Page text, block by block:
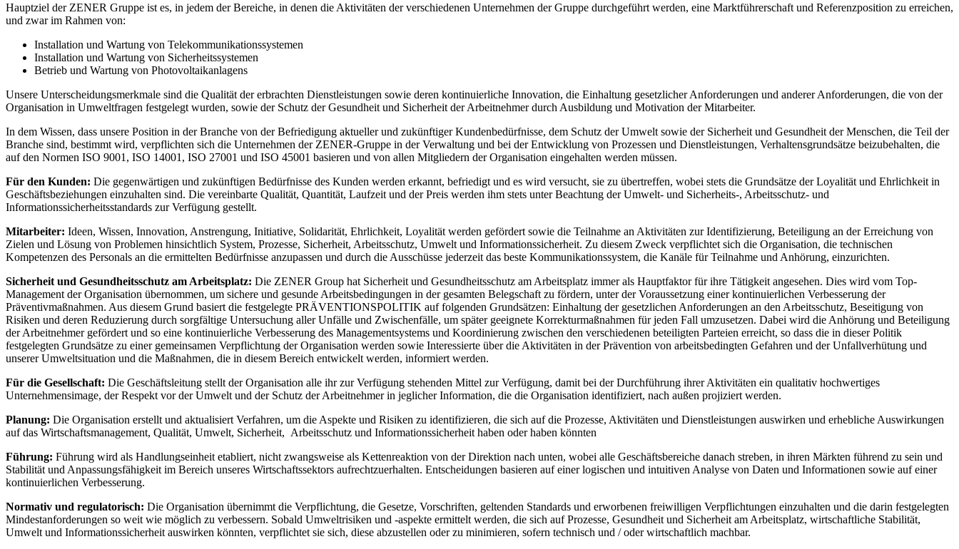
Hauptziel der ZENER Gruppe ist es, in jedem der Bereiche, in denen die Aktivitäten der verschiedenen Unternehmen der Gruppe durchgeführt werden, eine Marktführerschaft und Referenzposition zu erreichen,
und zwar im Rahmen von:
Installation und Wartung von Telekommunikationssystemen
Installation und Wartung von Sicherheitssystemen
Betrieb und Wartung von Photovoltaikanlagens
Unsere Unterscheidungsmerkmale sind die Qualität der erbrachten Dienstleistungen sowie deren kontinuierliche Innovation, die Einhaltung gesetzlicher Anforderungen und anderer Anforderungen, die von der
Organisation in Umweltfragen festgelegt wurden, sowie der Schutz der Gesundheit und Sicherheit der Arbeitnehmer durch Ausbildung und Motivation der Mitarbeiter.
In dem Wissen, dass unsere Position in der Branche von der Befriedigung aktueller und zukünftiger Kundenbedürfnisse, dem Schutz der Umwelt sowie der Sicherheit und Gesundheit der Menschen, die Teil der
Branche sind, bestimmt wird, verpflichten sich die Unternehmen der ZENER-Gruppe in der Verwaltung und bei der Entwicklung von Prozessen und Dienstleistungen, Verhaltensgrundsätze beizubehalten, die
auf den Normen ISO 9001, ISO 14001, ISO 27001 und ISO 45001 basieren und von allen Mitgliedern der Organisation eingehalten werden müssen.
Für den Kunden: Die gegenwärtigen und zukünftigen Bedürfnisse des Kunden werden erkannt, befriedigt und es wird versucht, sie zu übertreffen, wobei stets die Grundsätze der Loyalität und Ehrlichkeit in
Geschäftsbeziehungen einzuhalten sind. Die vereinbarte Qualität, Quantität, Laufzeit und der Preis werden ihm stets unter Beachtung der Umwelt- und Sicherheits-, Arbeitsschutz- und
Informationssicherheitsstandards zur Verfügung gestellt.
Mitarbeiter: Ideen, Wissen, Innovation, Anstrengung, Initiative, Solidarität, Ehrlichkeit, Loyalität werden gefördert sowie die Teilnahme an Aktivitäten zur Identifizierung, Beteiligung an der Erreichung von
Zielen und Lösung von Problemen hinsichtlich System, Prozesse, Sicherheit, Arbeitsschutz, Umwelt und Informationssicherheit. Zu diesem Zweck verpflichtet sich die Organisation, die technischen
Kompetenzen des Personals an die ermittelten Bedürfnisse anzupassen und durch die Ausschüsse jederzeit das beste Kommunikationssystem, die Kanäle für Teilnahme und Anhörung, einzurichten.
Sicherheit und Gesundheitsschutz am Arbeitsplatz: Die ZENER Group hat Sicherheit und Gesundheitsschutz am Arbeitsplatz immer als Hauptfaktor für ihre Tätigkeit angesehen. Dies wird vom Top-
Management der Organisation übernommen, um sichere und gesunde Arbeitsbedingungen in der gesamten Belegschaft zu fördern, unter der Voraussetzung einer kontinuierlichen Verbesserung der
Präventivmaßnahmen. Aus diesem Grund basiert die festgelegte PRÄVENTIONSPOLITIK auf folgenden Grundsätzen: Einhaltung der gesetzlichen Anforderungen an den Arbeitsschutz, Beseitigung von
Risiken und deren Reduzierung durch sorgfältige Untersuchung aller Unfälle und Zwischenfälle, um später geeignete Korrekturmaßnahmen für jeden Fall umzusetzen. Dabei wird die Anhörung und Beteiligung
der Arbeitnehmer gefördert und so eine kontinuierliche Verbesserung des Managementsystems und Koordinierung zwischen den verschiedenen beteiligten Parteien erreicht, so dass die in dieser Politik
festgelegten Grundsätze zu einer gemeinsamen Verpflichtung der Organisation werden sowie Interessierte über die Aktivitäten in der Prävention von arbeitsbedingten Gefahren und der Unfallverhütung und
unserer Umweltsituation und die Maßnahmen, die in diesem Bereich entwickelt werden, informiert werden.
Für die Gesellschaft: Die Geschäftsleitung stellt der Organisation alle ihr zur Verfügung stehenden Mittel zur Verfügung, damit bei der Durchführung ihrer Aktivitäten ein qualitativ hochwertiges
Unternehmensimage, der Respekt vor der Umwelt und der Schutz der Arbeitnehmer in jeglicher Information, die die Organisation identifiziert, nach außen projiziert werden.
Planung: Die Organisation erstellt und aktualisiert Verfahren, um die Aspekte und Risiken zu identifizieren, die sich auf die Prozesse, Aktivitäten und Dienstleistungen auswirken und erhebliche Auswirkungen
auf das Wirtschaftsmanagement, Qualität, Umwelt, Sicherheit, Arbeitsschutz und Informationssicherheit haben oder haben könnten
Führung: Führung wird als Handlungseinheit etabliert, nicht zwangsweise als Kettenreaktion von der Direktion nach unten, wobei alle Geschäftsbereiche danach streben, in ihren Märkten führend zu sein und
Stabilität und Anpassungsfähigkeit im Bereich unseres Wirtschaftssektors aufrechtzuerhalten. Entscheidungen basieren auf einer logischen und intuitiven Analyse von Daten und Informationen sowie auf einer
kontinuierlichen Verbesserung.
Normativ und regulatorisch: Die Organisation übernimmt die Verpflichtung, die Gesetze, Vorschriften, geltenden Standards und erworbenen freiwilligen Verpflichtungen einzuhalten und die darin festgelegten
Mindestanforderungen so weit wie möglich zu verbessern. Sobald Umweltrisiken und -aspekte ermittelt werden, die sich auf Prozesse, Gesundheit und Sicherheit am Arbeitsplatz, wirtschaftliche Stabilität,
Umwelt und Informationssicherheit auswirken könnten, verpflichtet sie sich, diese abzustellen oder zu minimieren, sofern technisch und / oder wirtschaftlich machbar.